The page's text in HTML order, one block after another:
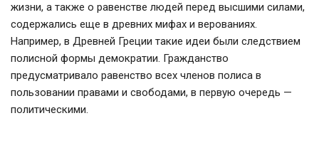
жизни, а также о равенстве людей перед высшими силами,
содержались еще в древних мифах и верованиях.
Например, в Древней Греции такие идеи были следствием
полисной формы демократии. Гражданство
предусматривало равенство всех членов полиса в
пользовании правами и свободами, в первую очередь —
политическими.